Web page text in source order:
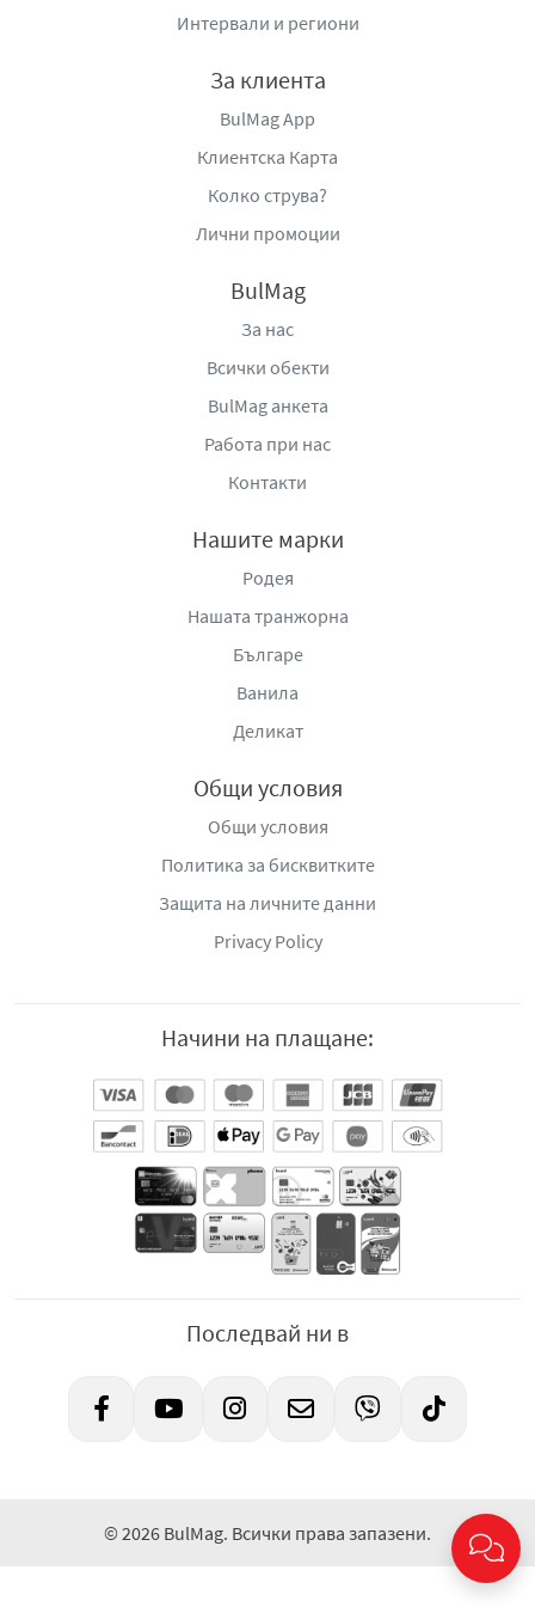
област Варна, България, тел:
www.berezka.bg
Интервали и региони
За клиента
BulMag App
Клиентска Карта
Колко струва?
Лични промоции
BulMag
За нас
Всички обекти
BulMag анкета
Работа при нас
Контакти
Нашите марки
Родея
Нашата транжорна
Българе
Ванила
Деликат
Общи условия
Общи условия
Политика за бисквитките
Защита на личните данни
Privacy Policy
Начини на плащане:
Последвай ни в
© 2026 BulMag. Всички права запазени.